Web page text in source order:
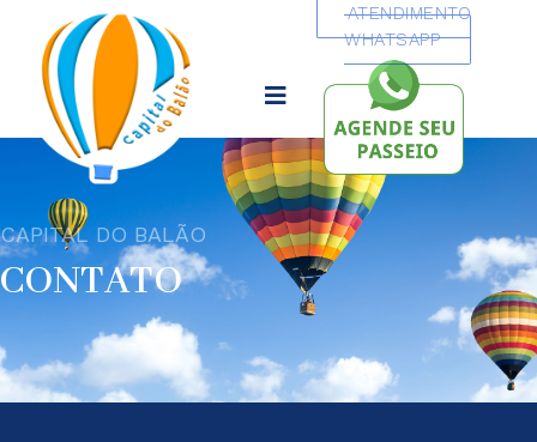
ATENDIMENTO
WHATSAPP
CAPITAL DO BALÃO
CONTATO